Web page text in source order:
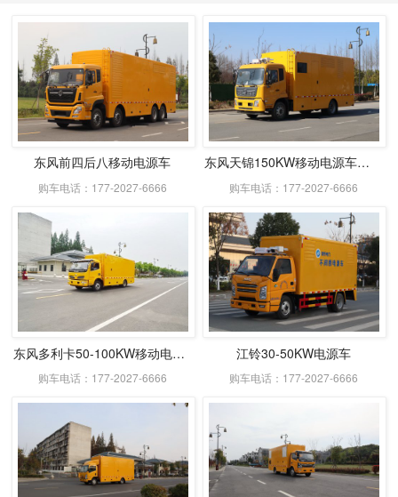
东风前四后八移动电源车
购车电话：177-2027-6666
东风天锦150KW移动电源车带休息室
购车电话：177-2027-6666
东风多利卡50-100KW移动电源车
购车电话：177-2027-6666
江铃30-50KW电源车
购车电话：177-2027-6666